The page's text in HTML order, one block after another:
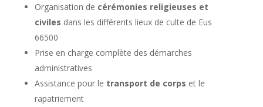
Organisation de cérémonies religieuses et
civiles dans les différents lieux de culte de Eus
66500
Prise en charge complète des démarches
administratives
Assistance pour le transport de corps et le
rapatriement